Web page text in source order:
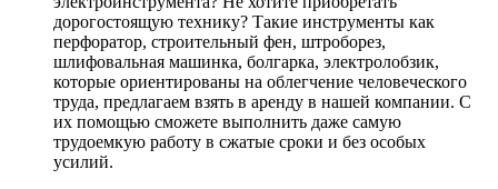
дорогостоящую технику? Такие инструменты как
перфоратор, строительный фен, штроборез,
шлифовальная машинка, болгарка, электролобзик,
которые ориентированы на облегчение человеческого
труда, предлагаем взять в аренду в нашей компании. С
их помощью сможете выполнить даже самую
трудоемкую работу в сжатые сроки и без особых
усилий.